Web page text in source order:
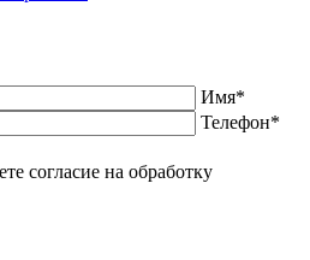
Имя*
Телефон*
согласие на обработку